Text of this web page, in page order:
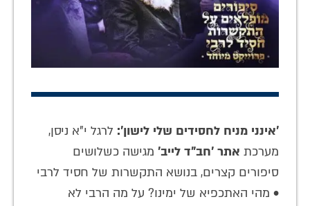
'אינני מניח לחסידים שלי לישון': לרגל י"א ניסן,
מערכת אתר 'חב"ד לייב' מגישה כשלושים
סיפורים קצרים, בנושא התקשרות של חסיד לרבי
• מהי האתכפיא של ימינו? על מה הרבי לא